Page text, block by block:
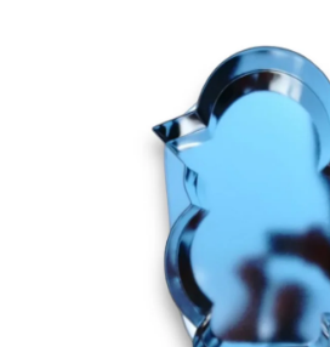
DÁRKOVÉ POUKAZY